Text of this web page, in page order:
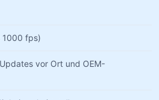
1000 fps)
vor Ort und OEM-